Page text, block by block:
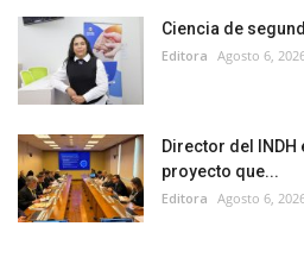
Ciencia de
Editora Agosto 6,
Director del INDH
proyecto que...
Editora Agosto 6,